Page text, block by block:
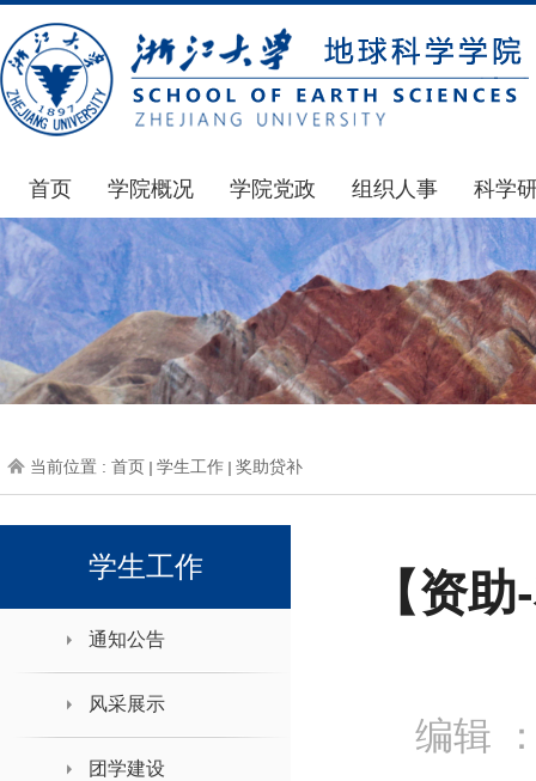
首页 学院概况
学院简介
发展简史
组织机构
师资力量
学院院刊
学院党政
通知公告
学院发文
党委会议纪要
党政联席会议纪要
人力资源会议纪要
办事指南
组织人事
通知公告
博士后管理
人才招聘
年度考核
下载专区
科学
国家
科研
通知
科研
地科
当前位置 : 首页 学生工作 奖助贷补
学生工作
通知公告
风采展示
团学建设
【资
编辑